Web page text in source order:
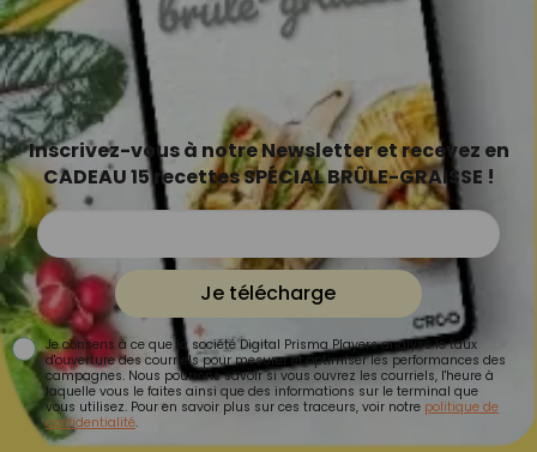
Inscrivez-vous à notre Newsletter et recevez en
CADEAU 15 recettes SPÉCIAL BRÛLE-GRAISSE !
Je télécharge
Je consens à ce que la société Digital Prisma Players analyse le taux
d'ouverture des courriels pour mesurer et optimiser les performances des
campagnes. Nous pourrons savoir si vous ouvrez les courriels, l'heure à
laquelle vous le faites ainsi que des informations sur le terminal que
vous utilisez. Pour en savoir plus sur ces traceurs, voir notre politique de
confidentialité.